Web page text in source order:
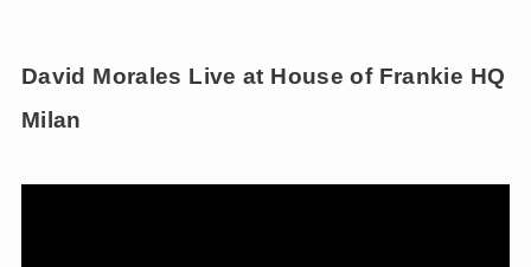
David Morales Live at House of Frankie HQ
Milan